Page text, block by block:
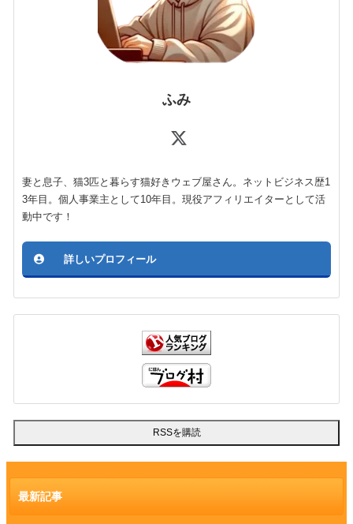
ふみ
妻と息子、猫3匹と暮らす猫好きウェブ屋さん。ネットビジネス歴1
3年目。個人事業主として10年目。現役アフィリエイターとして活
動中です！
詳しいプロフィール
最新記事